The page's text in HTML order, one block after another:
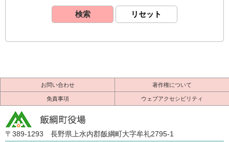
お問い合わせ 著作権について
免責事項 ウェブアクセシビリティ
〒389-1293 長野県上水内郡飯綱町大字牟礼2795-1